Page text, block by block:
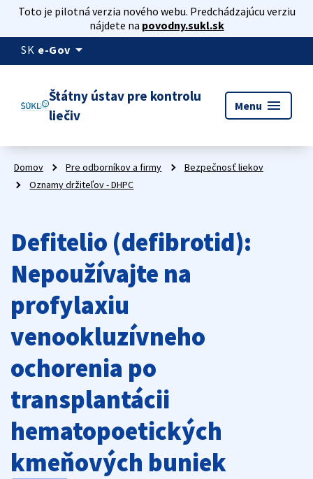
Toto je pilotná verzia nového webu. Predchádzajúcu verziu
nájdete na povodny.sukl.sk
SK e-Gov arrow_drop_down
Štátny ústav pre kontrolu
liečiv
Menu menu
Domov Pre odborníkov a firmy
Bezpečnosť liekov
Oznamy držiteľov - DHPC
Defitelio (defibrotid):
Nepoužívajte na
profylaxiu
venookluzívneho
ochorenia po
transplantácii
hematopoetických
kmeňových buniek